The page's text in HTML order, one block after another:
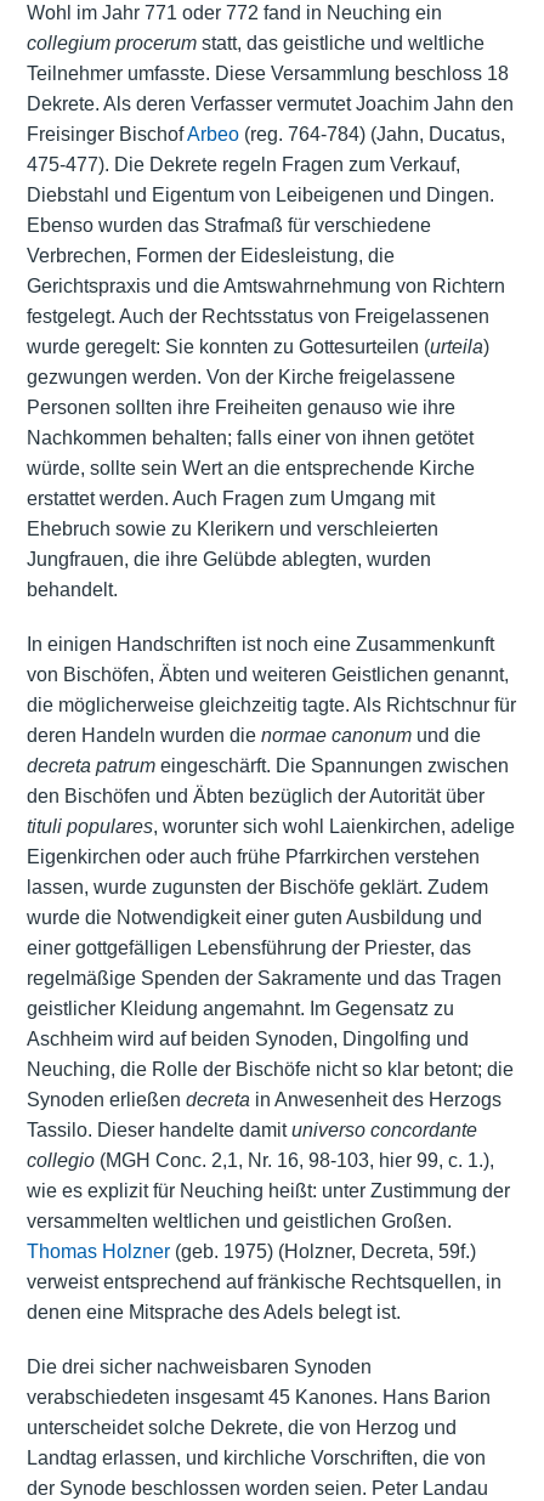
Wohl im Jahr 771 oder 772 fand in Neuching ein
collegium procerumstatt, das geistliche und weltliche
Teilnehmer umfasste. Diese Versammlung beschloss 18
Dekrete. Als deren Verfasser vermutet Joachim Jahn den
Freisinger BischofArbeo(reg. 764-784) (Jahn, Ducatus,
475-477). Die Dekrete regeln Fragen zum Verkauf,
Diebstahl und Eigentum von Leibeigenen und Dingen.
Ebenso wurden das Strafmaß für verschiedene
Verbrechen, Formen der Eidesleistung, die
Gerichtspraxis und die Amtswahrnehmung von Richtern
festgelegt. Auch der Rechtsstatus von Freigelassenen
wurde geregelt: Sie konnten zu Gottesurteilen (urteila)
gezwungen werden. Von der Kirche freigelassene
Personen sollten ihre Freiheiten genauso wie ihre
Nachkommen behalten; falls einer von ihnen getötet
würde, sollte sein Wert an die entsprechende Kirche
erstattet werden. Auch Fragen zum Umgang mit
Ehebruch sowie zu Klerikern und verschleierten
Jungfrauen, die ihre Gelübde ablegten, wurden
behandelt.
In einigen Handschriften ist noch eine Zusammenkunft
von Bischöfen, Äbten und weiteren Geistlichen genannt,
die möglicherweise gleichzeitig tagte. Als Richtschnur für
deren Handeln wurden die normae canonumund die
decreta patrumeingeschärft. Die Spannungen zwischen
den Bischöfen und Äbten bezüglich der Autorität über
tituli populares, worunter sich wohl Laienkirchen, adelige
Eigenkirchen oder auch frühe Pfarrkirchen verstehen
lassen, wurde zugunsten der Bischöfe geklärt. Zudem
wurde die Notwendigkeit einer guten Ausbildung und
einer gottgefälligen Lebensführung der Priester, das
regelmäßige Spenden der Sakramente und das Tragen
geistlicher Kleidung angemahnt. Im Gegensatz zu
Aschheim wird auf beiden Synoden, Dingolfing und
Neuching, die Rolle der Bischöfe nicht so klar betont; die
Synoden erließen decreta in Anwesenheit des Herzogs
Tassilo. Dieser handelte damituniverso concordante
collegio(MGH Conc. 2,1, Nr. 16, 98-103, hier 99, c. 1.),
wie es explizit für Neuching heißt: unter Zustimmung der
versammelten weltlichen und geistlichen Großen.
Thomas Holzner(geb. 1975) (Holzner, Decreta, 59f.)
verweist entsprechend auf fränkische Rechtsquellen, in
denen eine Mitsprache des Adels belegt ist.
Die drei sicher nachweisbaren Synoden
verabschiedeten insgesamt 45 Kanones. Hans Barion
unterscheidet solche Dekrete, die von Herzog und
Landtag erlassen, und kirchliche Vorschriften, die von
der Synode beschlossen worden seien. Peter Landau